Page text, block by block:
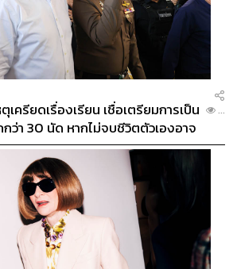
เครียดเรื่องเรียน เชื่อเตรียมการเป็น
ว่า 30 นัด หากไม่จบชีวิตตัวเองอาจ
...